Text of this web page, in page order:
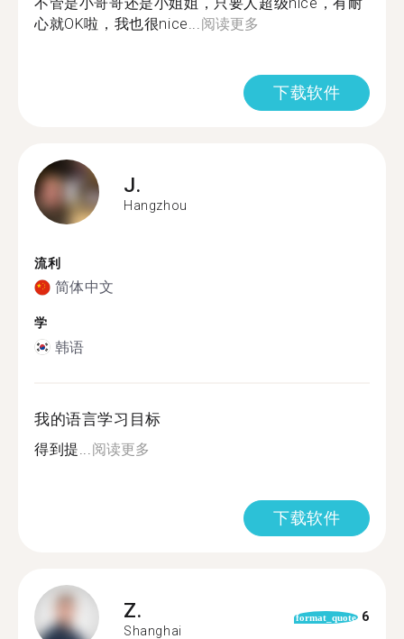
心就OK啦，我也很nice... 阅读更多
下载软件
J.
Hangzhou
流利
简体中文
学
韩语
我的语言学习目标
得到提... 阅读更多
下载软件
Z.
Shanghai
format_quote 6